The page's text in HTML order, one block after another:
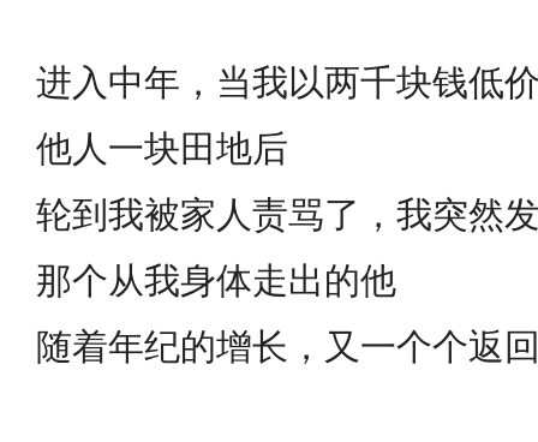
进入中年，当我以两千块钱低
他人一块田地后
轮到我被家人责骂了，我突然
那个从我身体走出的他
随着年纪的增长，又一个个返